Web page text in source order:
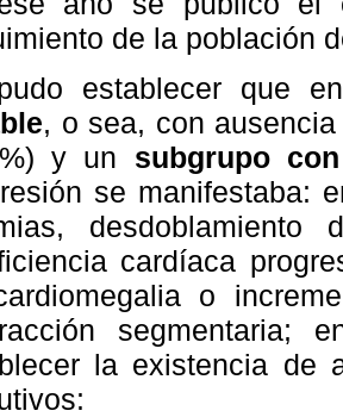
de la población
establecer que
, o sea, con
y un subgrupo
se manifestaba:
cardíaca
o
segmentaria;
la existencia de